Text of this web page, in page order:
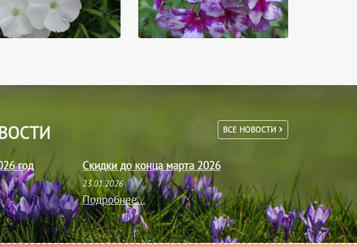
ВСЕ НОВОСТИ
год Скидки до конца марта 2026
23.01.2026
Подробнее...